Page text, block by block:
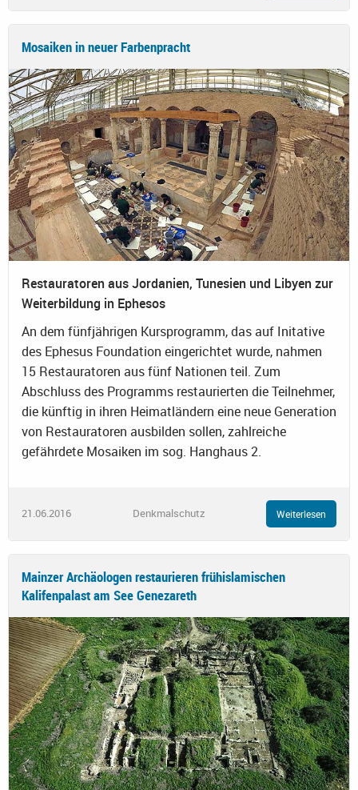
Mosaiken in neuer Farbenpracht
Restauratoren aus Jordanien, Tunesien und Libyen zur
Weiterbildung in Ephesos
An dem fünfjährigen Kursprogramm, das auf Initative
des Ephesus Foundation eingerichtet wurde, nahmen
15 Restauratoren aus fünf Nationen teil. Zum
Abschluss des Programms restaurierten die Teilnehmer,
die künftig in ihren Heimatländern eine neue Generation
von Restauratoren ausbilden sollen, zahlreiche
gefährdete Mosaiken im sog. Hanghaus 2.
21.06.2016 Denkmalschutz Weiterlesen
Mainzer Archäologen restaurieren frühislamischen
Kalifenpalast am See Genezareth